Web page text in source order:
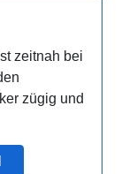
zeitnah bei
zügig und